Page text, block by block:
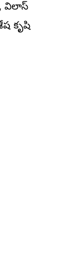
విలాస్
కృషి